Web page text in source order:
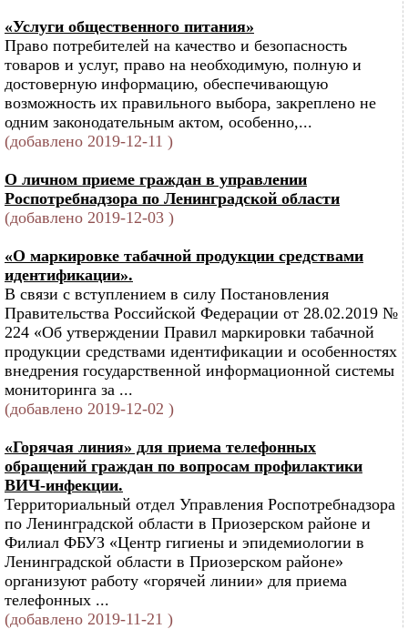
«Услуги общественного питания»
Право потребителей на качество и безопасность
товаров и услуг, право на необходимую, полную и
достоверную информацию, обеспечивающую
возможность их правильного выбора, закреплено не
одним законодательным актом, особенно,...
(добавлено 2019-12-11 )
О личном приеме граждан в управлении
Роспотребнадзора по Ленинградской области
(добавлено 2019-12-03 )
«О маркировке табачной продукции средствами
идентификации».
В связи с вступлением в силу Постановления
Правительства Российской Федерации от 28.02.2019 №
224 «Об утверждении Правил маркировки табачной
продукции средствами идентификации и особенностях
внедрения государственной информационной системы
мониторинга за ...
(добавлено 2019-12-02 )
«Горячая линия» для приема телефонных
обращений граждан по вопросам профилактики
ВИЧ-инфекции.
Территориальный отдел Управления Роспотребнадзора
по Ленинградской области в Приозерском районе и
Филиал ФБУЗ «Центр гигиены и эпидемиологии в
Ленинградской области в Приозерском районе»
организуют работу «горячей линии» для приема
телефонных ...
(добавлено 2019-11-21 )